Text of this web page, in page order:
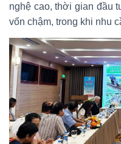
nghệ cao, thời gian đầu
vốn chậm, trong khi nhu